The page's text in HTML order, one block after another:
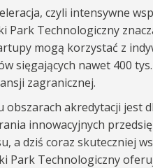
czyli intensywne
Park Technologiczny
mogą korzystać z
sięgających nawet 400
zagranicznej.
akredytacji
innowacyjnych
a dziś coraz
Park Technologiczny